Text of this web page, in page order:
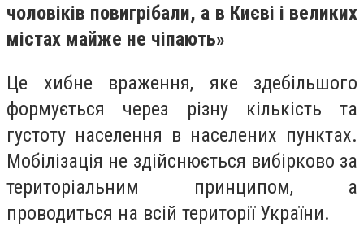
чоловіків повигрібали, а в Києві і великих
містах майже не чіпають»
Це хибне враження, яке здебільшого
формується через різну кількість та
густоту населення в населених пунктах.
Мобілізація не здійснюється вибірково за
територіальним принципом, а
проводиться на всій території України.